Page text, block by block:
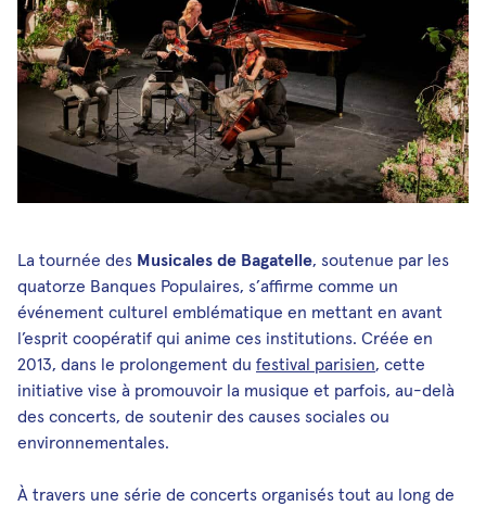
Médias et publications
Newsletters
Les Musicales de Bagatelle
Facebook
Instagram
Linkedin
Youtube
SoundCloud
La tournée des Musicales de Bagatelle, soutenue par les
quatorze Banques Populaires, s’affirme comme un
événement culturel emblématique en mettant en avant
l’esprit coopératif qui anime ces institutions. Créée en
2013, dans le prolongement du festival parisien, cette
initiative vise à promouvoir la musique et parfois, au-delà
des concerts, de soutenir des causes sociales ou
environnementales.
À travers une série de concerts organisés tout au long de